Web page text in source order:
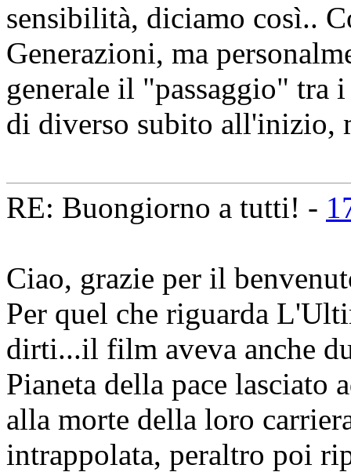
sensibilità, diciamo così..
Generazioni, ma
generale il "passaggio" tra
di diverso subito all'inizio,
RE: Buongiorno a tutti! -
Ciao, grazie per il
Per quel che riguarda
dirti...il film aveva anche
Pianeta della pace lasciato
alla morte della loro
intrappolata, peraltro poi